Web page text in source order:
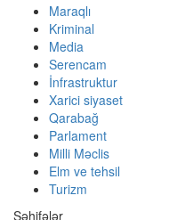
Maraqlı
Kriminal
Media
Serencam
İnfrastruktur
Xarici siyaset
Qarabağ
Parlament
Milli Məclis
Elm ve tehsil
Turizm
Səhifələr